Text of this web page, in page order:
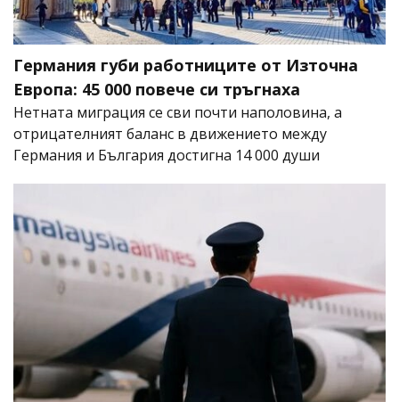
Германия губи работниците от Източна
Европа: 45 000 повече си тръгнаха
Нетната миграция се сви почти наполовина, а
отрицателният баланс в движението между
Германия и България достигна 14 000 души